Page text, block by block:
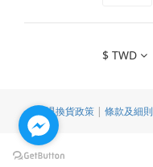
$ TWD
退換貨政策| 條款及細則